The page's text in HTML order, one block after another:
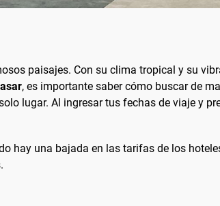
paisajes. Con su clima tropical y su
, es importante saber cómo buscar de
lugar. Al ingresar tus fechas de viaje y
hay una bajada en las tarifas de los